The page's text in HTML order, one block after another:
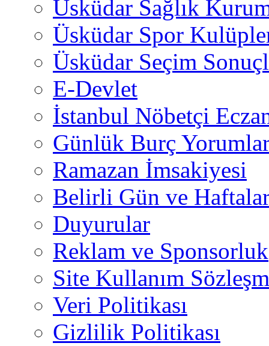
Üsküdar Sağlık
Üsküdar Spor
Üsküdar Seçim
E-Devlet
İstanbul Nöbetçi
Günlük Burç
Ramazan İmsakiyesi
Belirli Gün ve
Duyurular
Reklam ve Sponsorluk
Site Kullanım
Veri Politikası
Gizlilik Politikası